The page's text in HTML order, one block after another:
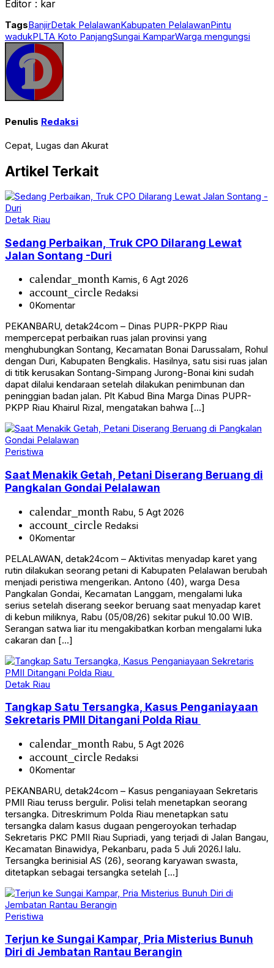
Editor : kar
TagsBanjirDetak PelalawanKabupaten PelalawanPintu
wadukPLTA Koto PanjangSungai KamparWarga mengungsi
Penulis Redaksi
Cepat, Lugas dan Akurat
Artikel Terkait
Detak Riau
Sedang Perbaikan, Truk CPO Dilarang Lewat
Jalan Sontang -Duri
calendar_month Kamis, 6 Agt 2026
account_circle Redaksi
0Komentar
PEKANBARU, detak24com – Dinas PUPR-PKPP Riau
mempercepat perbaikan ruas jalan provinsi yang
menghubungkan Sontang, Kecamatan Bonai Darussalam, Rohul
dengan Duri, Kabupaten Bengkalis. Hasilnya, satu sisi ruas jalan
di titik kerusakan Sontang-Simpang Jurong-Bonai kini sudah
dapat dilalui kendaraan setelah dilakukan penimbunan dan
peninggian badan jalan. Plt Kabud Bina Marga Dinas PUPR-
PKPP Riau Khairul Rizal, mengatakan bahwa […]
Peristiwa
Saat Menakik Getah, Petani Diserang Beruang di
Pangkalan Gondai Pelalawan
calendar_month Rabu, 5 Agt 2026
account_circle Redaksi
0Komentar
PELALAWAN, detak24com – Aktivitas menyadap karet yang
rutin dilakukan seorang petani di Kabupaten Pelalawan berubah
menjadi peristiwa mengerikan. Antono (40), warga Desa
Pangkalan Gondai, Kecamatan Langgam, mengalami luka
serius setelah diserang seekor beruang saat menyadap karet
di kebun miliknya, Rabu (05/08/26) sekitar pukul 10.00 WIB.
Serangan satwa liar itu mengakibatkan korban mengalami luka
cakaran dan […]
Detak Riau
Tangkap Satu Tersangka, Kasus Penganiayaan
Sekretaris PMII Ditangani Polda Riau
calendar_month Rabu, 5 Agt 2026
account_circle Redaksi
0Komentar
PEKANBARU, detak24com – Kasus penganiayaan Sekretaris
PMII Riau teruss bergulir. Polisi telah menetapkan seorang
tersangka. Ditreskrimum Polda Riau menetapkan satu
tersangka dalam kasus dugaan pengeroyokan terhadap
Sekretaris PKC PMII Riau Supriadi, yang terjadi di Jalan Bangau,
Kecamatan Binawidya, Pekanbaru, pada 5 Juli 2026.l lalu.
Tersangka berinisial AS (26), seorang karyawan swasta,
ditetapkan sebagai tersangka setelah […]
Peristiwa
Terjun ke Sungai Kampar, Pria Misterius Bunuh
Diri di Jembatan Rantau Berangin